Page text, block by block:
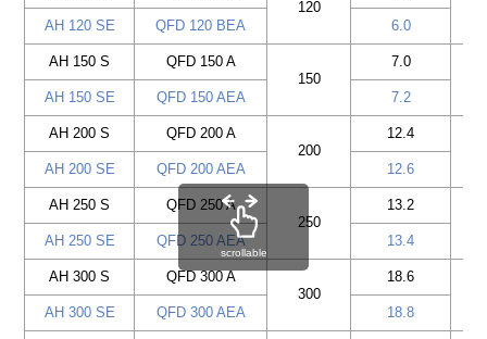
120
AH 120 SE QFD 120 BEA 6.0
AH 150 S
QFD 150 A
150
7.0
AH 150 SE QFD 150 AEA 7.2
AH 200 S
QFD 200 A
200
12.4
AH 200 SE QFD 200 AEA 12.6
AH 250 S
QFD 250 A
250
13.2
AH 250 SE QFD 250 AEA 13.4
AH 300 S
QFD 300 A
300
18.6
AH 300 SE QFD 300 AEA 18.8
scrollable